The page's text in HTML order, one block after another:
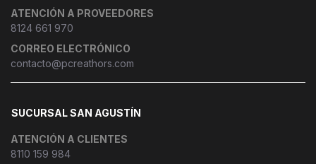
ATENCIÓN A PROVEEDORES
8124 661 970
CORREO ELECTRÓNICO
contacto@pcreathors.com
SUCURSAL SAN AGUSTÍN
ATENCIÓN A CLIENTES
8110 159 984